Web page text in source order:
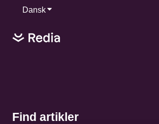
DanskVis undermenu for oversættelser
Find artikler